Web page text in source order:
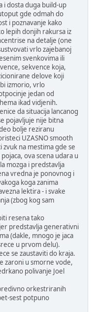
dosta duga build-up
gde odmah do
i poznavanje kako
lepih donjih rakursa iz
na detalje (one
vrlo zajebanoj
svenkovima ili
sekvence koja,
delove koji
izmorio, vrlo
jedan od
ikad vidjenih.
da situacija lancanog
pojavljuje nije bitna
bolje reziranu
UZASNO smooth
zvuk na mestima gde se
ova scena udara u
mozga i predstavlja
vredna je ponovnog i
koga zanima
lektira - i svake
(zbog kog sam
resena tako
predstavlja generativni
(dakle, mnogo je jaca
u prvom delu).
se zaustaviti do kraja.
zaroni u smorne vode,
polivanje Joel
orkestriranih
sest potpuno